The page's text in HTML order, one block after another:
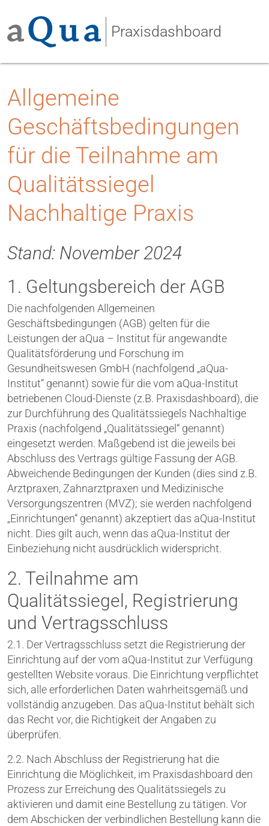
Praxisdashboard
Allgemeine
Geschäftsbedingungen
für die Teilnahme am
Qualitätssiegel
Nachhaltige Praxis
Stand: November 2024
1. Geltungsbereich der AGB
Die nachfolgenden Allgemeinen
Geschäftsbedingungen (AGB) gelten für die
Leistungen der aQua – Institut für angewandte
Qualitätsförderung und Forschung im
Gesundheitswesen GmbH (nachfolgend „aQua-
Institut“ genannt) sowie für die vom aQua-Institut
betriebenen Cloud-Dienste (z.B. Praxisdashboard), die
zur Durchführung des Qualitätssiegels Nachhaltige
Praxis (nachfolgend „Qualitätssiegel“ genannt)
eingesetzt werden. Maßgebend ist die jeweils bei
Abschluss des Vertrags gültige Fassung der AGB.
Abweichende Bedingungen der Kunden (dies sind z.B.
Arztpraxen, Zahnarztpraxen und Medizinische
Versorgungszentren (MVZ); sie werden nachfolgend
„Einrichtungen“ genannt) akzeptiert das aQua-Institut
nicht. Dies gilt auch, wenn das aQua-Institut der
Einbeziehung nicht ausdrücklich widerspricht.
2. Teilnahme am
Qualitätssiegel, Registrierung
und Vertragsschluss
2.1. Der Vertragsschluss setzt die Registrierung der
Einrichtung auf der vom aQua-Institut zur Verfügung
gestellten Website voraus. Die Einrichtung verpflichtet
sich, alle erforderlichen Daten wahrheitsgemäß und
vollständig anzugeben. Das aQua-Institut behält sich
das Recht vor, die Richtigkeit der Angaben zu
überprüfen.
2.2. Nach Abschluss der Registrierung hat die
Einrichtung die Möglichkeit, im Praxisdashboard den
Prozess zur Erreichung des Qualitätssiegels zu
aktivieren und damit eine Bestellung zu tätigen. Vor
dem Abschicken der verbindlichen Bestellung kann die